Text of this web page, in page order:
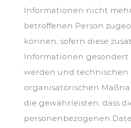
Informationen nicht
betroffenen Person
können, sofern diese
Informationen gesondert
werden und technischen
organisatorischen
die gewährleisten, dass
personenbezogenen